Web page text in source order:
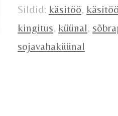
Sildid: käsitöö,
kingitus, küünal,
sojavahaküünal